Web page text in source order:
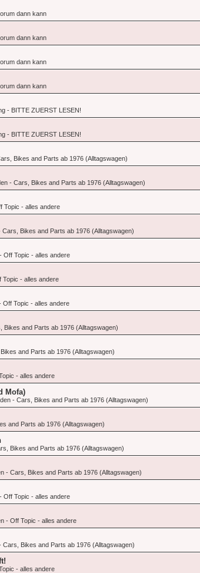
dann kann
dann kann
dann kann
dann kann
- BITTE ZUERST LESEN!
- BITTE ZUERST LESEN!
Bikes and Parts ab 1976 (Alltagswagen)
- Cars, Bikes and Parts ab 1976 (Alltagswagen)
Topic - alles andere
Cars, Bikes and Parts ab 1976 (Alltagswagen)
Off Topic - alles andere
Topic - alles andere
Off Topic - alles andere
Bikes and Parts ab 1976 (Alltagswagen)
and Parts ab 1976 (Alltagswagen)
- alles andere
Mofa)
- Cars, Bikes and Parts ab 1976 (Alltagswagen)
and Parts ab 1976 (Alltagswagen)
Bikes and Parts ab 1976 (Alltagswagen)
- Cars, Bikes and Parts ab 1976 (Alltagswagen)
Off Topic - alles andere
- Off Topic - alles andere
Cars, Bikes and Parts ab 1976 (Alltagswagen)
- alles andere